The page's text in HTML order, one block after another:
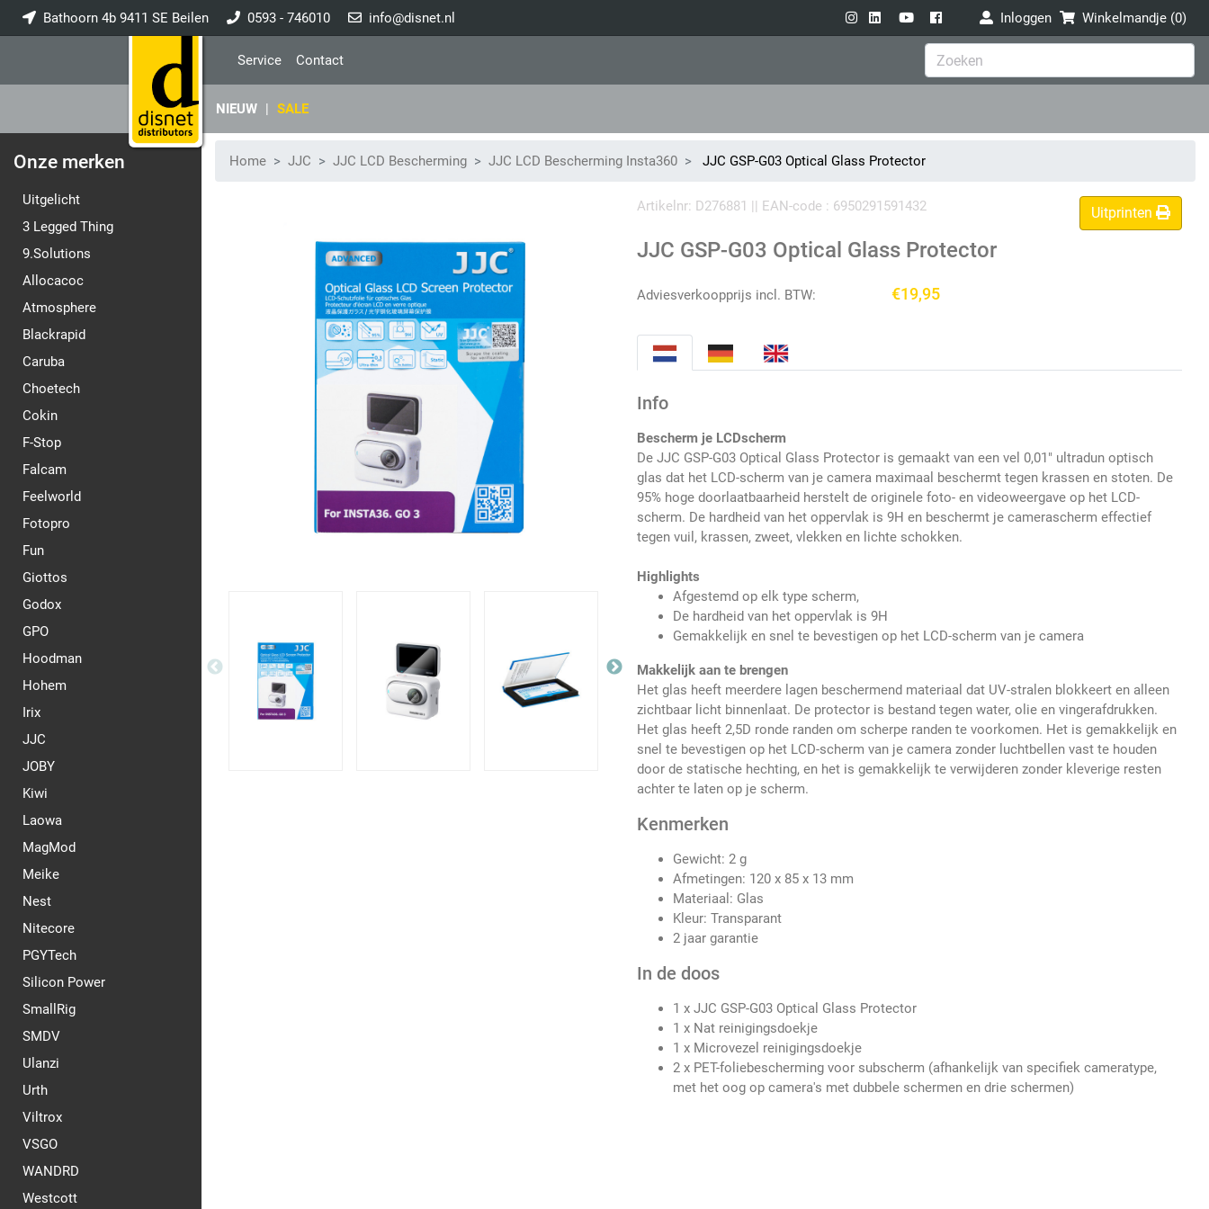
Bathoorn 4b 9411 SE Beilen 0593 - 746010 info@disnet.nl Inloggen Winkelmandje (0)
Service Contact
NIEUW | SALE
Onze merken
Uitgelicht
3 Legged Thing
9.Solutions
Allocacoc
Atmosphere
Blackrapid
Caruba
Choetech
Cokin
F-Stop
Falcam
Feelworld
Fotopro
Fun
Giottos
Godox
GPO
Hoodman
Hohem
Irix
JJC
JOBY
Kiwi
Laowa
MagMod
Meike
Nest
Nitecore
PGYTech
Silicon Power
SmallRig
SMDV
Ulanzi
Urth
Viltrox
VSGO
WANDRD
Westcott
Home JJC JJC LCD Bescherming JJC LCD Bescherming Insta360 JJC GSP-G03 Optical Glass Protector
Artikelnr: D276881 || EAN-code : 6950291591432 Uitprinten
JJC GSP-G03 Optical Glass Protector
Adviesverkoopprijs incl. BTW: €19,95
Info
Bescherm je LCDscherm
De JJC GSP-G03 Optical Glass Protector is gemaakt van een vel 0,01" ultradun optisch
glas dat het LCD-scherm van je camera maximaal beschermt tegen krassen en stoten. De
95% hoge doorlaatbaarheid herstelt de originele foto- en videoweergave op het LCD-
scherm. De hardheid van het oppervlak is 9H en beschermt je camerascherm effectief
tegen vuil, krassen, zweet, vlekken en lichte schokken.
Highlights
Afgestemd op elk type scherm,
De hardheid van het oppervlak is 9H
Gemakkelijk en snel te bevestigen op het LCD-scherm van je camera
Makkelijk aan te brengen
Het glas heeft meerdere lagen beschermend materiaal dat UV-stralen blokkeert en alleen
zichtbaar licht binnenlaat. De protector is bestand tegen water, olie en vingerafdrukken.
Het glas heeft 2,5D ronde randen om scherpe randen te voorkomen. Het is gemakkelijk en
snel te bevestigen op het LCD-scherm van je camera zonder luchtbellen vast te houden
door de statische hechting, en het is gemakkelijk te verwijderen zonder kleverige resten
achter te laten op je scherm.
Kenmerken
Gewicht: 2 g
Afmetingen: 120 x 85 x 13 mm
Materiaal: Glas
Kleur: Transparant
2 jaar garantie
In de doos
1 x JJC GSP-G03 Optical Glass Protector
1 x Nat reinigingsdoekje
1 x Microvezel reinigingsdoekje
2 x PET-foliebescherming voor subscherm (afhankelijk van specifiek cameratype,
met het oog op camera's met dubbele schermen en drie schermen)